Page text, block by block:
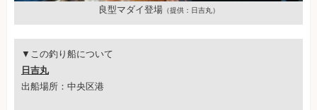
良型マダイ登場（提供：日吉丸）
▼この釣り船について
日吉丸
出船場所：中央区港